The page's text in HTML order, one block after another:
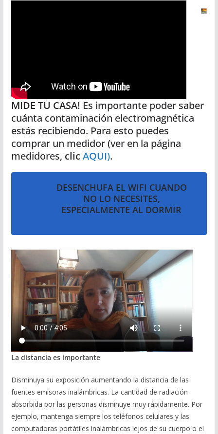
MIDE TU CASA! Es importante poder saber
cuánta contaminación electromagnética
estás recibiendo. Para esto puedes
comprar un medidor (ver en la página
medidores, clic AQUI).
DESENCHUFA EL WIFI CUANDO
NO LO NECESITES,
ESPECIALMENTE AL DORMIR
La distancia es importante
Disminuya su exposición aumentando la distancia de las
fuentes emisoras inalámbricas. La cantidad de radiación
absorbida por las personas disminuye muy rápidamente. Por
ejemplo, mantenga siempre los teléfonos celulares y las
computadoras portátiles inalámbricas lejos de su cuerpo o el